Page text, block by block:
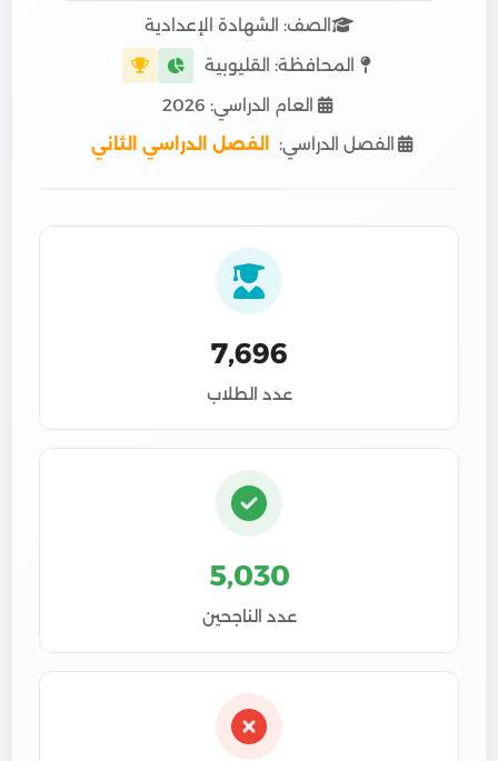
الصف: الشهادة الإعدادية
المحافظة: القليوبية
العام الدراسي: 2026
الفصل الدراسي:
الفصل الدراسي الثاني
7,696
عدد الطلاب
5,030
عدد الناجحين